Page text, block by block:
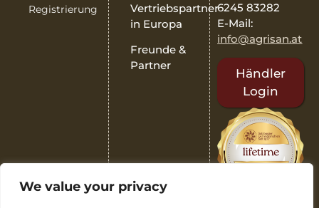
We value your privacy
Registrierung
Vertriebspartner
in Europa
Freunde &
Partner
6245 83282
E-Mail:
info@agrisan.at
Händler
Login